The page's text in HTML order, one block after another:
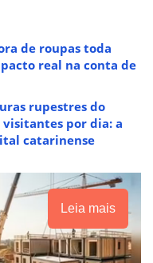
de roupas toda
real na conta de
rupestres do
por dia: a
catarinense
Leia mais